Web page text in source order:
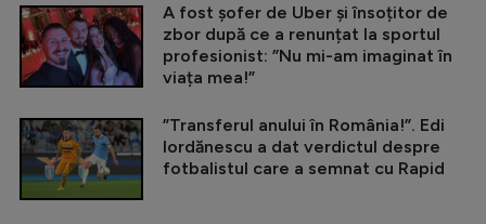
A fost șofer de Uber și însoțitor de
zbor după ce a renunțat la sportul
profesionist: ”Nu mi-am imaginat în
viața mea!”
”Transferul anului în România!”. Edi
Iordănescu a dat verdictul despre
fotbalistul care a semnat cu Rapid